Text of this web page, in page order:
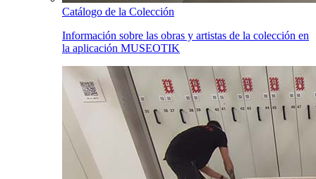
Catálogo de la Colección
Información sobre las obras y artistas de la colección en
la aplicación MUSEOTIK